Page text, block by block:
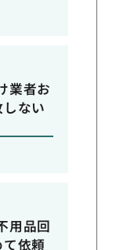
業者お
ない
用品回
依頼